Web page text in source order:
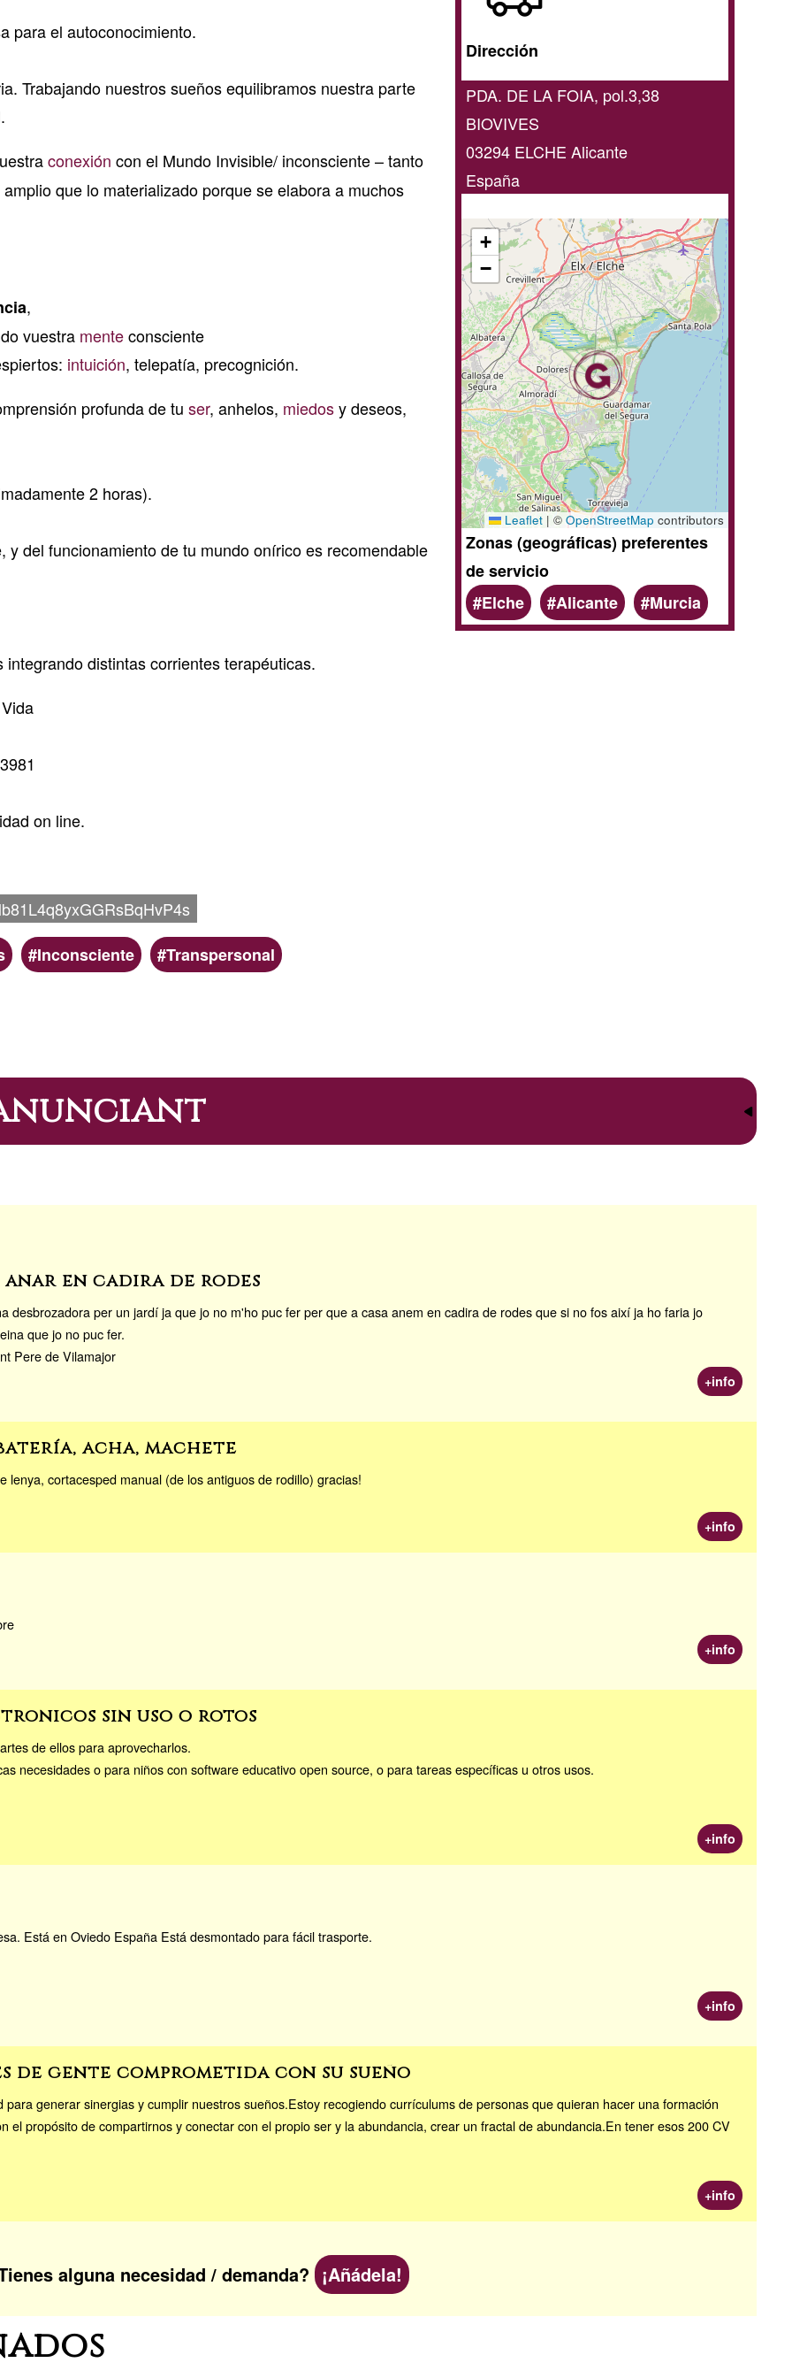
para el autoconocimiento.
Trabajando nuestros sueños equilibramos nuestra parte
conexión con el Mundo Invisible/ inconsciente – tanto
que lo materializado porque se elabora a muchos
,
vuestra menteconsciente
intuición, telepatía, precognición.
profunda de tu ser, anhelos, miedosy deseos,
2 horas).
del funcionamiento de tu mundo onírico es recomendable
distintas corrientes terapéuticas.
on line.
Inconsciente Transpersonal
online
Dirección
PDA. DE LA FOIA, pol.3,38
BIOVIVES
03294 ELCHE Alicante
España
+
−
Leaflet | © OpenStreetMap contributors
Zonas (geográficas) preferentes
de servicio
Elche
Alicante Murcia
en cadira de rodes
desbrozadora per un jardí ja que jo no m'ho puc fer per que a casa anem en cadira de rodes que si no fos així ja ho faria jo
que jo no puc fer.
Pere de Vilamajor
+info
acha, machete
cortacesped manual (de los antiguos de rodillo) gracias!
+info
+info
sin uso o rotos
de ellos para aprovecharlos.
necesidades o para niños con software educativo open source, o para tareas específicas u otros usos.
+info
Está en Oviedo España Está desmontado para fácil trasporte.
+info
de gente comprometida con su sueño
generar sinergias y cumplir nuestros sueños.Estoy recogiendo currículums de personas que quieran hacer una formación
el propósito de compartirnos y conectar con el propio ser y la abundancia, crear un fractal de abundancia.En tener esos 200 CV
+info
alguna necesidad / demanda? ¡Añádela!